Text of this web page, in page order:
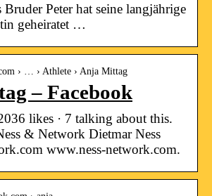
Peter hat seine langjährige
geheiratet …
› … › Athlete › Anja Mittag
– Facebook
likes · 7 talking about this.
& Network Dietmar Ness
www.ness-network.com.